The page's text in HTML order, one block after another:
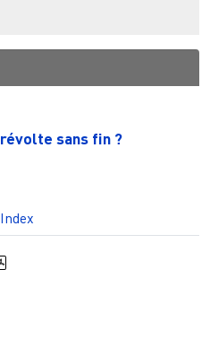
sans fin ?
Index